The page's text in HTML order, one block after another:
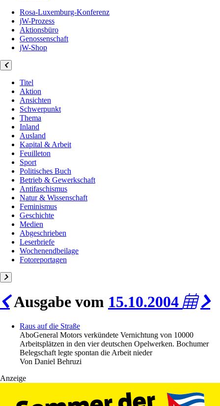
Rosa-Luxemburg-Konferenz
jW-Prozess
Aktionsbüro
Genossenschaft
jW-Shop
Titel
Aktion
Ansichten
Schwerpunkt
Thema
Inland
Ausland
Kapital & Arbeit
Feuilleton
Sport
Politisches Buch
Betrieb & Gewerkschaft
Antifaschismus
Natur & Wissenschaft
Feminismus
Geschichte
Medien
Abgeschrieben
Leserbriefe
Wochenendbeilage
Fotoreportagen
Ausgabe vom 15.10.2004
Raus auf die Straße
AboGeneral Motors verkündete Vernichtung von 10000
Arbeitsplätzen in den vier deutschen Opelwerken. Bochumer
Belegschaft legte spontan die Arbeit nieder
Von Daniel Behruzi
Anzeige